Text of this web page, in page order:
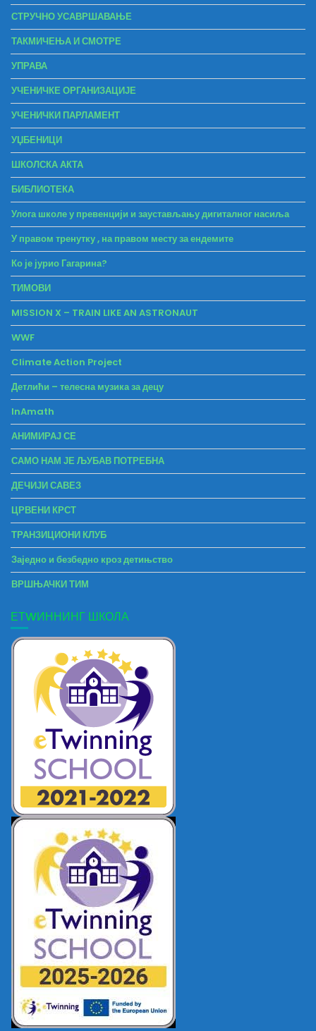
СТРУЧНО УСАВРШАВАЊЕ
ТАКМИЧЕЊА И СМОТРЕ
УПРАВА
УЧЕНИЧКЕ ОРГАНИЗАЦИЈЕ
УЧЕНИЧКИ ПАРЛАМЕНТ
УЏБЕНИЦИ
ШКОЛСКА АКТА
БИБЛИОТЕКА
Улога школе у превенцији и заустављању дигиталног насиља
У правом тренутку , на правом месту за ендемите
Ко је јурио Гагарина?
ТИМОВИ
MISSION X – TRAIN LIKE AN ASTRONAUT
WWF
Climate Action Project
Детлићи – телесна музика за децу
InAmath
АНИМИРАЈ СЕ
САМО НАМ ЈЕ ЉУБАВ ПОТРЕБНА
ДЕЧИЈИ САВЕЗ
ЦРВЕНИ КРСТ
ТРАНЗИЦИОНИ КЛУБ
Заједно и безбедно кроз детињство
ВРШЊАЧКИ ТИМ
ЕТWИННИНГ ШКОЛА